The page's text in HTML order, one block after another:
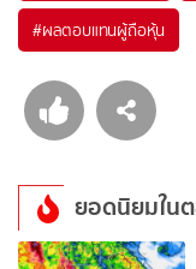
#ผลตอบแทนผู้ถือหุ้น
ยอดนิยมใน